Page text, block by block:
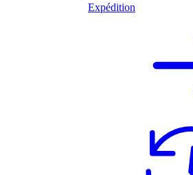
Expédition